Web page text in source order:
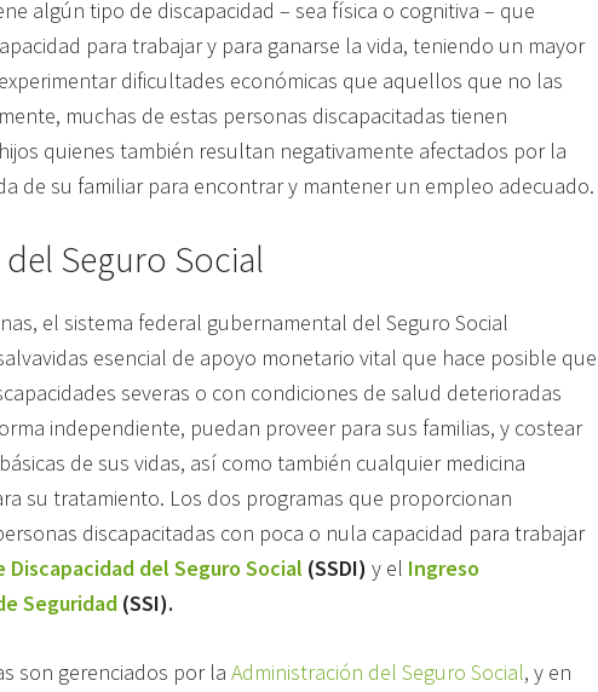
algún tipo de discapacidad – sea física o cognitiva – que
para trabajar y para ganarse la vida, teniendo un mayor
dificultades económicas que aquellos que no las
muchas de estas personas discapacitadas tienen
quienes también resultan negativamente afectados por la
de su familiar para encontrar y mantener un empleo adecuado.
del Seguro Social
el sistema federal gubernamental del Seguro Social
esencial de apoyo monetario vital que hace posible que
severas o con condiciones de salud deterioradas
independiente, puedan proveer para sus familias, y costear
de sus vidas, así como también cualquier medicina
su tratamiento. Los dos programas que proporcionan
discapacitadas con poca o nula capacidad para trabajar
Discapacidad del Seguro Social (SSDI) y el Ingreso
Seguridad (SSI).
son gerenciados por la Administración del Seguro Social, y en